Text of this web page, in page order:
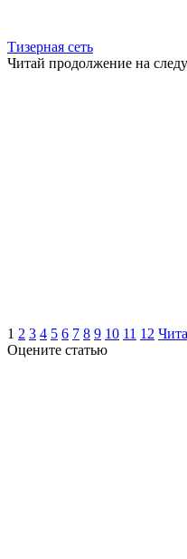
Тизерная сеть
Читай продолжение на
1 2 3 4 5 6 7 8 9 10 11 12
Оцените статью